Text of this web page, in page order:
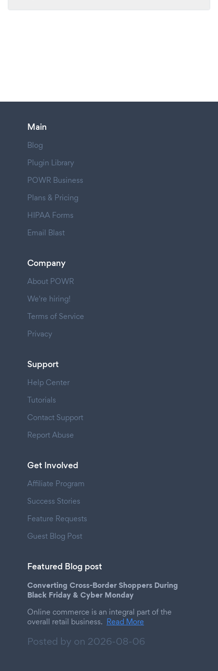
Main
Blog
Plugin Library
POWR Business
Plans & Pricing
HIPAA Forms
Email Blast
Company
About POWR
We're hiring!
Terms of Service
Privacy
Support
Help Center
Tutorials
Contact Support
Report Abuse
Get Involved
Affiliate Program
Success Stories
Feature Requests
Guest Blog Post
Featured Blog post
Converting Cross-Border Shoppers During
Black Friday & Cyber Monday
Online commerce is an integral part of the
overall retail business. Read More
Posted by on 2026-08-06